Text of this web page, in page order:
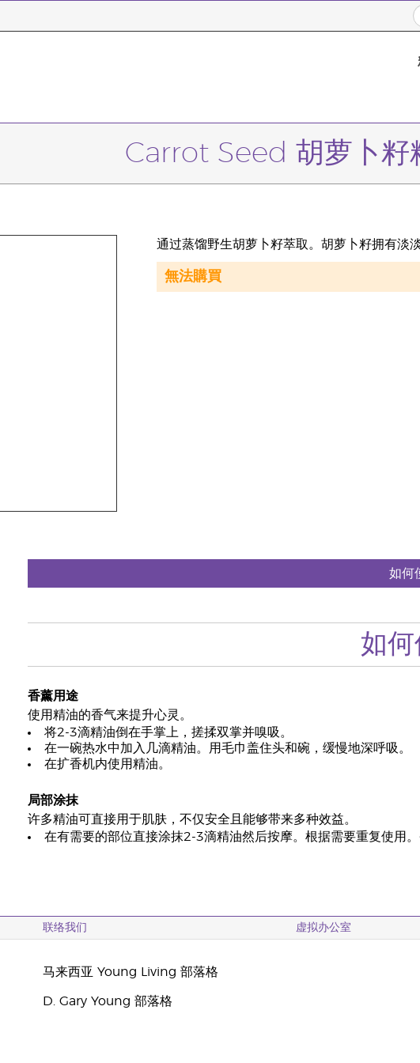
Carrot Seed 胡萝卜籽
通过蒸馏野生胡萝卜籽萃取。胡萝卜籽拥有淡
無法購買
如何
如何
香薰用途
使用精油的香气来提升心灵。
将2-3滴精油倒在手掌上，搓揉双掌并嗅吸。
在一碗热水中加入几滴精油。用毛巾盖住头和碗，缓慢地深呼吸。
在扩香机内使用精油。
局部涂抹
许多精油可直接用于肌肤，不仅安全且能够带来多种效益。
在有需要的部位直接涂抹2-3滴精油然后按摩。根据需要重复使用
联络我们 虚拟办公室
马来西亚 Young Living 部落格
D. Gary Young 部落格